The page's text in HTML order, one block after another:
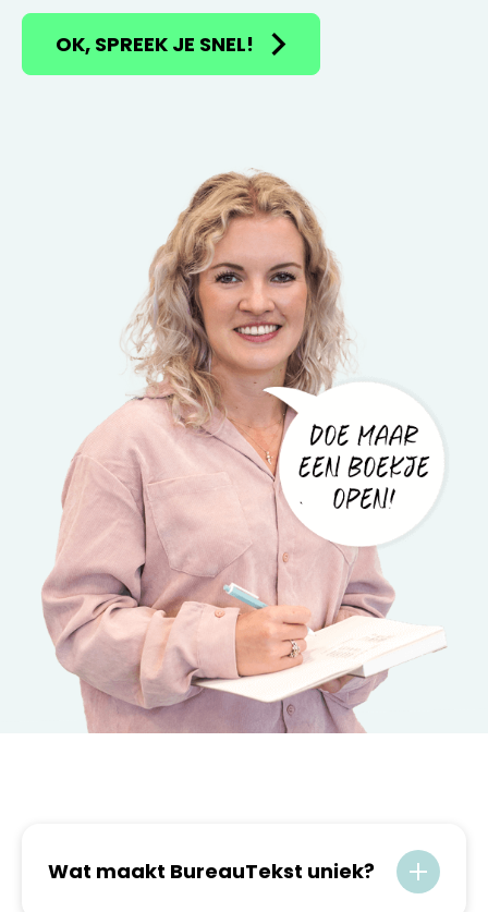
OK, SPREEK JE SNEL!
Wat maakt BureauTekst uniek?